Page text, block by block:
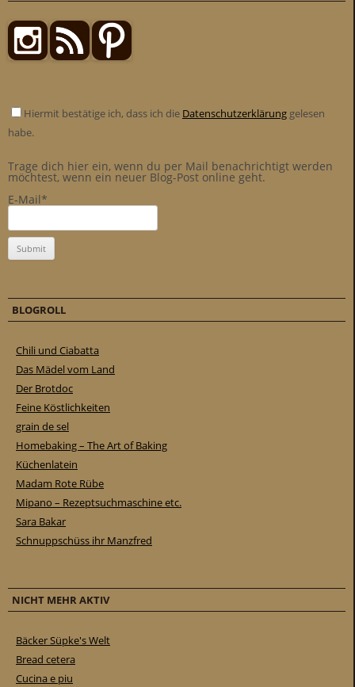
Hiermit bestätige ich, dass ich die Datenschutzerklärung gelesen
habe.
Trage dich hier ein, wenn du per Mail benachrichtigt werden
möchtest, wenn ein neuer Blog-Post online geht.
E-Mail*
BLOGROLL
Chili und Ciabatta
Das Mädel vom Land
Der Brotdoc
Feine Köstlichkeiten
grain de sel
Homebaking – The Art of Baking
Küchenlatein
Madam Rote Rübe
Mipano – Rezeptsuchmaschine etc.
Sara Bakar
Schnuppschüss ihr Manzfred
NICHT MEHR AKTIV
Bäcker Süpke's Welt
Bread cetera
Cucina e piu